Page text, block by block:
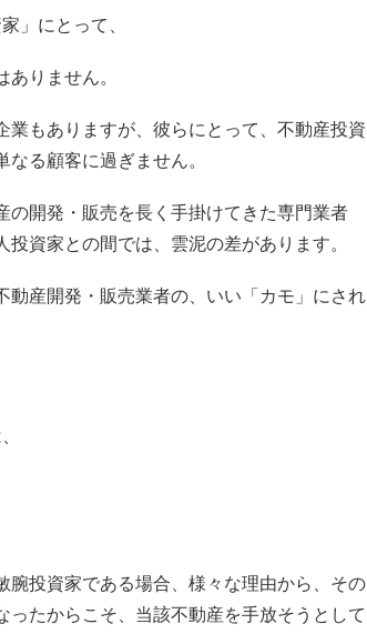
」にとって、
りません。
もありますが、彼らにとって、不動産投資
る顧客に過ぎません。
の開発・販売を長く手掛けてきた専門業者
資家との間では、雲泥の差があります。
産開発・販売業者の、いい「カモ」にされ
投資家である場合、様々な理由から、その
たからこそ、当該不動産を手放そうとして